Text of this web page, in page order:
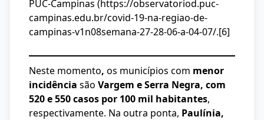
PUC-Campinas (https://observatoriod.puc-
campinas.edu.br/covid-19-na-regiao-de-
campinas-v1n08semana-27-28-06-a-04-07/.[6]
Neste momento, os municípios com menor
incidência são Vargem e Serra Negra, com
520 e 550 casos por 100 mil habitantes,
respectivamente. Na outra ponta, Paulínia,